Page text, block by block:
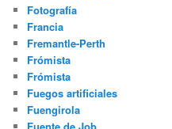
Fotografía
Francia
Fremantle-Perth
Frómista
Frómista
Fuegos artificiales
Fuengirola